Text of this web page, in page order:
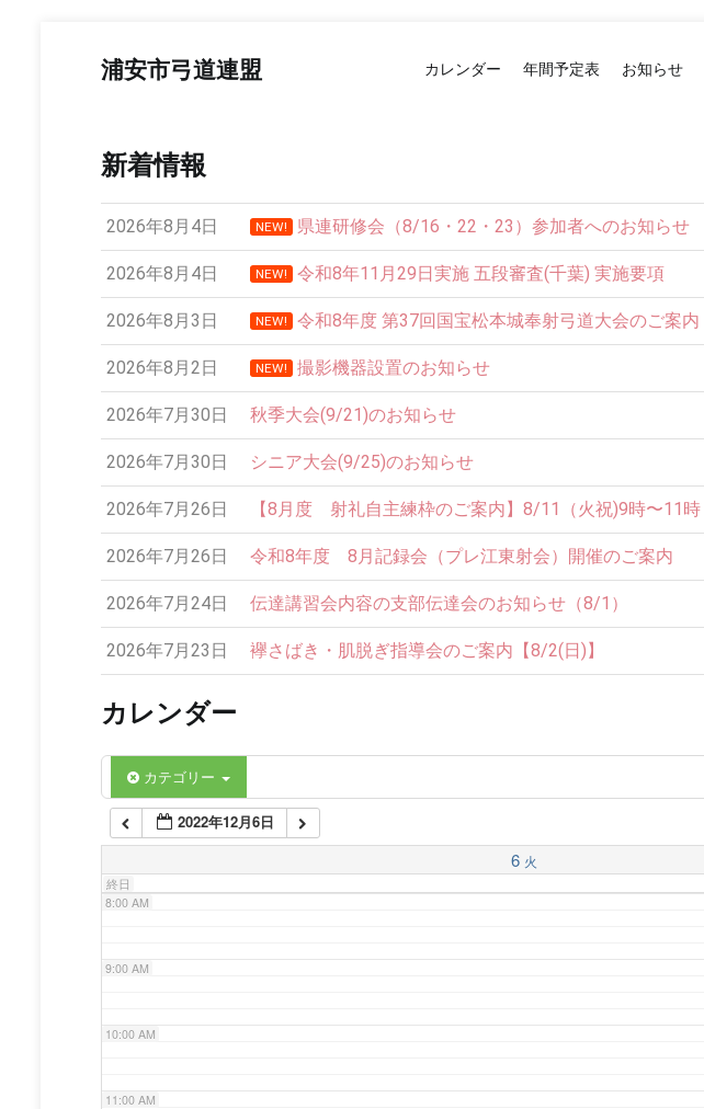
浦安市弓道連盟 カレンダー 年間予定表 お知らせ
新着情報
2026年8月4日 NEW! 県連研修会（8/16・22・23）参加者へのお知らせ
2026年8月4日 NEW! 令和8年11月29日実施 五段審査(千葉) 実施要項
2026年8月3日 NEW! 令和8年度 第37回国宝松本城奉射弓道大会のご案内
2026年8月2日 NEW! 撮影機器設置のお知らせ
2026年7月30日 秋季大会(9/21)のお知らせ
2026年7月30日 シニア大会(9/25)のお知らせ
2026年7月26日 【8月度 射礼自主練枠のご案内】8/11（火祝)9時〜11時
2026年7月26日 令和8年度 8月記録会（プレ江東射会）開催のご案内
2026年7月24日 伝達講習会内容の支部伝達会のお知らせ（8/1）
2026年7月23日 襷さばき・肌脱ぎ指導会のご案内【8/2(日)】
カレンダー
カテゴリー
2022年12月6日
6 火
終日
12:00 AM
1:00 AM
2:00 AM
5:00 AM
6:00 AM
7:00 AM
8:00 AM
9:00 AM
10:00 AM
11:00 AM